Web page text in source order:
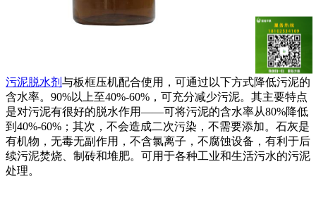
污泥脱水剂 与板框压机配合使用，可通过以下方式降低污泥的
含水率。90%以上至40%-60%，可充分减少污泥。其主要特点
是对污泥有很好的脱水作用——可将污泥的含水率从80%降低
到40%-60%；其次，不会造成二次污染，不需要添加。石灰是
有机物，无毒无副作用，不含氯离子，不腐蚀设备，有利于后
续污泥焚烧、制砖和堆肥。可用于各种工业和生活污水的污泥
处理。